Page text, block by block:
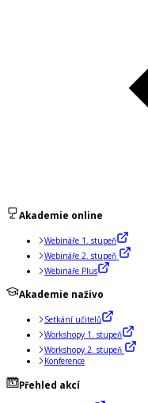
Akademie online
Webináře 1. stupeň
Webináře 2. stupeň
Webináře Plus
Akademie naživo
Setkání učitelů
Workshopy 1. stupeň
Workshopy 2. stupeň
Konference
Přehled akcí